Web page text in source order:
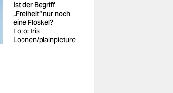
Ist der Begriff
„Freiheit“ nur noch
eine Floskel?
Foto: Iris
Loonen/plainpicture